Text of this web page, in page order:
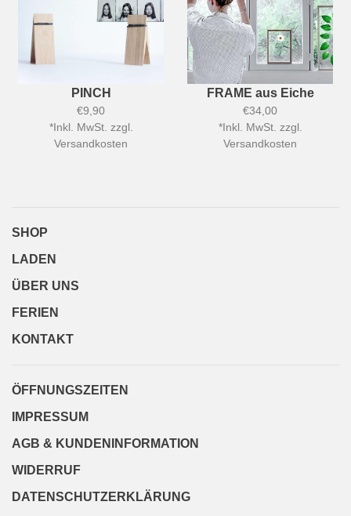
PINCH
€9,90
*Inkl. MwSt. zzgl.
Versandkosten
FRAME aus Eiche
€34,00
*Inkl. MwSt. zzgl.
Versandkosten
SHOP
LADEN
ÜBER UNS
FERIEN
KONTAKT
ÖFFNUNGSZEITEN
IMPRESSUM
AGB & KUNDENINFORMATION
WIDERRUF
DATENSCHUTZERKLÄRUNG